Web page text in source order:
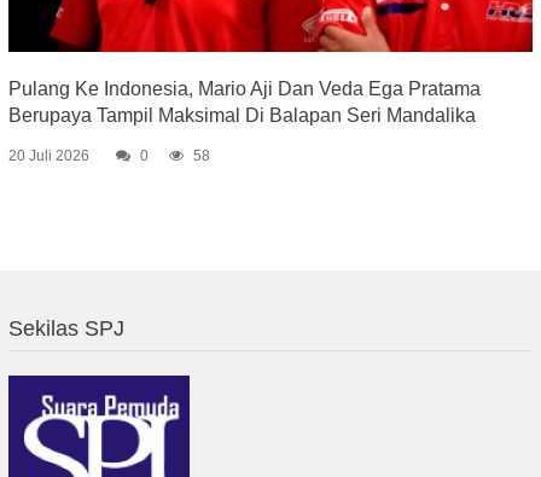
Pulang Ke Indonesia, Mario Aji Dan Veda Ega Pratama
Berupaya Tampil Maksimal Di Balapan Seri Mandalika
20 Juli 2026 0 58
Sekilas SPJ